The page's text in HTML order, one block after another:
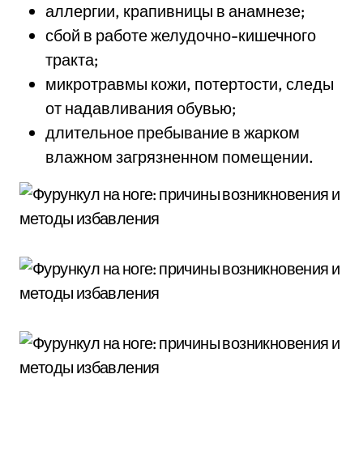
аллергии, крапивницы в анамнезе;
сбой в работе желудочно-кишечного
тракта;
микротравмы кожи, потертости, следы
от надавливания обувью;
длительное пребывание в жарком
влажном загрязненном помещении.